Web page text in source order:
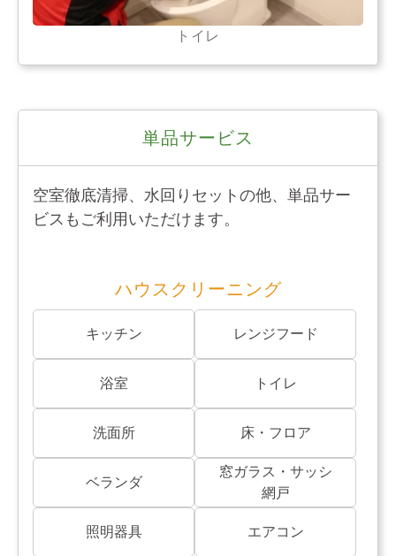
トイレ
単品サービス
空室徹底清掃、水回りセットの他、単品サー
ビスもご利用いただけます。
ハウスクリーニング
キッチン レンジフード
浴室 トイレ
洗面所 床・フロア
ベランダ
窓ガラス・サッシ
網戸
照明器具 エアコン